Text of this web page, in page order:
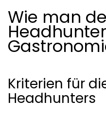
Wie man
Headhunter
Kriterien für
Headhunters